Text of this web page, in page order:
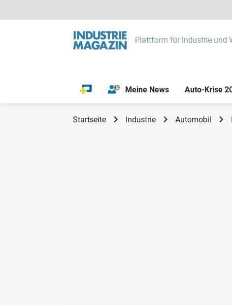
Plattform für Industrie und
Meine News Auto-Krise
Startseite Industrie Automobil